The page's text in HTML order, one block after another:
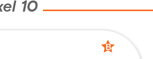
10
B